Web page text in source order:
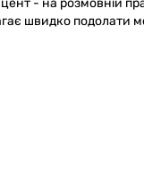
швидко подолати